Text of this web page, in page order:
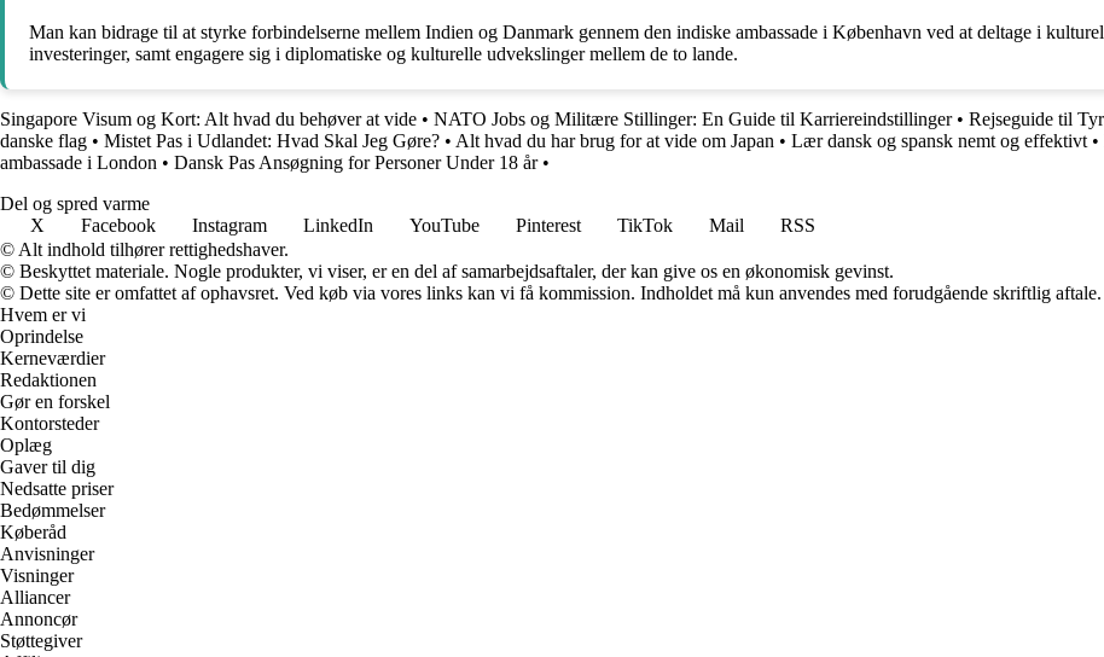
Man kan bidrage til at styrke forbindelserne mellem Indien og Danmark gennem den indiske ambassade i København ved at deltage i
investeringer, samt engagere sig i diplomatiske og kulturelle udvekslinger mellem de to lande.
Singapore Visum og Kort: Alt hvad du behøver at vide • NATO Jobs og Militære Stillinger: En Guide til Karriereindstillinger• Rejseguide til
danske flag • Mistet Pas i Udlandet: Hvad Skal Jeg Gøre? • Alt hvad du har brug for at vide om Japan • Lær dansk og spansk nemt og effektivt •
ambassade i London • Dansk Pas Ansøgning for Personer Under 18 år•
Del og spred varme
X
Facebook Instagram LinkedIn YouTube Pinterest TikTok Mail
RSS
© Alt indhold tilhører rettighedshaver.
© Beskyttet materiale. Nogle produkter, vi viser, er en del af samarbejdsaftaler, der kan give os en økonomisk gevinst.
© Dette site er omfattet af ophavsret. Ved køb via vores links kan vi få kommission. Indholdet må kun anvendes med forudgående skriftlig aftale.
Hvem er vi
Oprindelse
Kerneværdier
Redaktionen
Gør en forskel
Kontorsteder
Oplæg
Gaver til dig
Nedsatte priser
Bedømmelser
Køberåd
Anvisninger
Visninger
Alliancer
Annoncør
Støttegiver